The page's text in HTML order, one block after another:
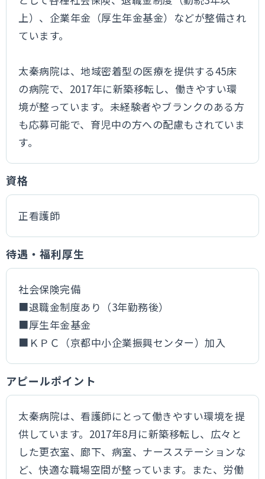
上）、企業年金（厚生年金基金）などが整備され
ています。
太秦病院は、地域密着型の医療を提供する45床
の病院で、2017年に新築移転し、働きやすい環
境が整っています。未経験者やブランクのある方
も応募可能で、育児中の方への配慮もされていま
す。
資格
正看護師
待遇・福利厚生
社会保険完備
■退職金制度あり（3年勤務後）
■厚生年金基金
■ＫＰＣ（京都中小企業振興センター）加入
アピールポイント
太秦病院は、看護師にとって働きやすい環境を提
供しています。2017年8月に新築移転し、広々と
した更衣室、廊下、病室、ナースステーションな
ど、快適な職場空間が整っています。また、労働